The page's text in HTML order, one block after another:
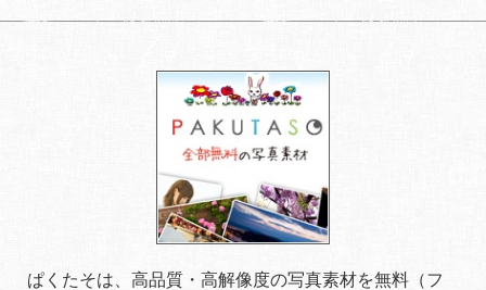
ぱくたそは、高品質・高解像度の写真素材を無料（フ